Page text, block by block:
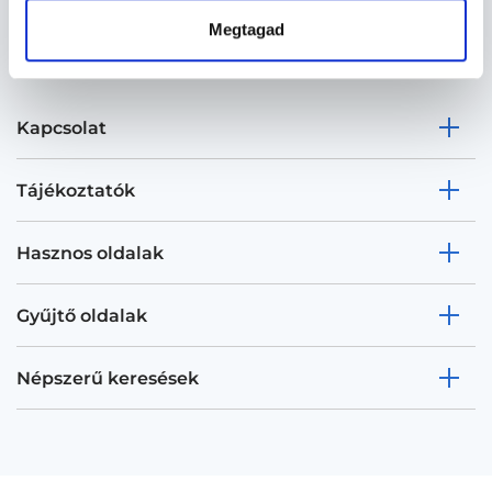
Megtagad
Kapcsolat
Tájékoztatók
Hasznos oldalak
Gyűjtő oldalak
Népszerű keresések